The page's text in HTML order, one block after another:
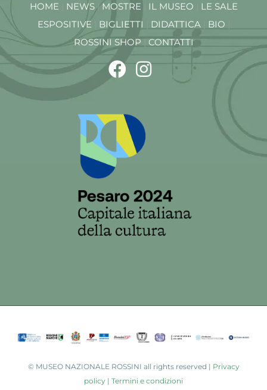
HOME NEWS| MOSTRE IL MUSEO
LE SALE
ESPOSITIVE
BIGLIETTI DIDATTICA| BIO
ROSSINI SHOP| CONTATTI
© MUSEO NAZIONALE ROSSINI all rights reserved | Privacy
policy | Termini e condizioni